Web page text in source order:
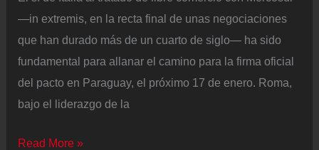
—in extremis, en la recta final de unas negociaciones
que han durado más de un cuarto de siglo— ha sido
fundamental para allanar el camino para la firma oficial
del pacto en Paraguay, el próximo 17 de enero. Roma,
bajo el liderazgo de la
Meloni
Read More »